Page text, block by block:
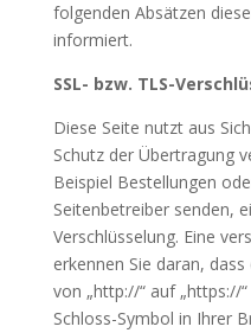
folgenden Absätzen
informiert.
SSL- bzw. TLS-
Diese Seite nutzt aus
Schutz der Übertragung
Beispiel Bestellungen
Seitenbetreiber senden,
Verschlüsselung. Eine
erkennen Sie daran,
von „http://“ auf „https://
Schloss-Symbol in Ihrer